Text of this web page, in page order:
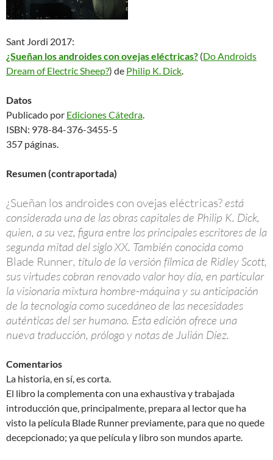
Sant Jordi 2017:
¿Sueñan los androides con ovejas eléctricas? (Do Androids
Dream of Electric Sheep?) de Philip K. Dick.
Datos
Publicado por Ediciones Cátedra.
ISBN: 978-84-376-3455-5
357 páginas.
Resumen (contraportada)
¿Sueñan los androides con ovejas eléctricas?está
considerada una de las obras capitales de Philip K. Dick,
quien, a su vez, figura entre los principales escritores de la
segunda mitad del siglo XX. También conocida como
Blade Runner, título de la versión fílmica de Ridley Scott,
sus virtudes cobran renovado valor hoy día, en particular
la visionaria mixtura hombre-máquina y su anticipación
de la tecnología como sucedáneo de las necesidades
auténticas del ser humano. Esta edición ofrece una
nueva traducción, prólogo y notas de Julián Díez.
Comentarios
La historia, en sí, es corta.
El libro la complementa con una exhaustiva y trabajada
introducción que, principalmente, prepara al lector que ha
visto la película Blade Runner previamente, para que no quede
decepcionado; ya que película y libro son mundos aparte.